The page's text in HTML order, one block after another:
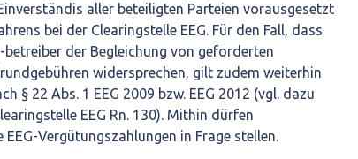
aller beteiligten Parteien vorausgesetzt
bei der Clearingstelle EEG. Für den Fall, dass
der Begleichung von geforderten
widersprechen, gilt zudem weiterhin
§ 22 Abs. 1 EEG 2009 bzw. EEG 2012 (vgl. dazu
EEG Rn. 130). Mithin dürfen
Vergütungszahlungen in Frage stellen.